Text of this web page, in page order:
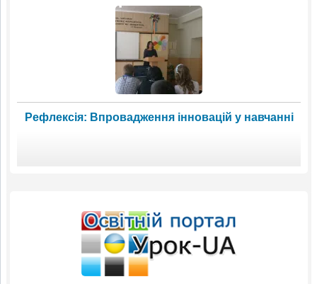
Рефлексія: Впровадження інновацій у навчанні